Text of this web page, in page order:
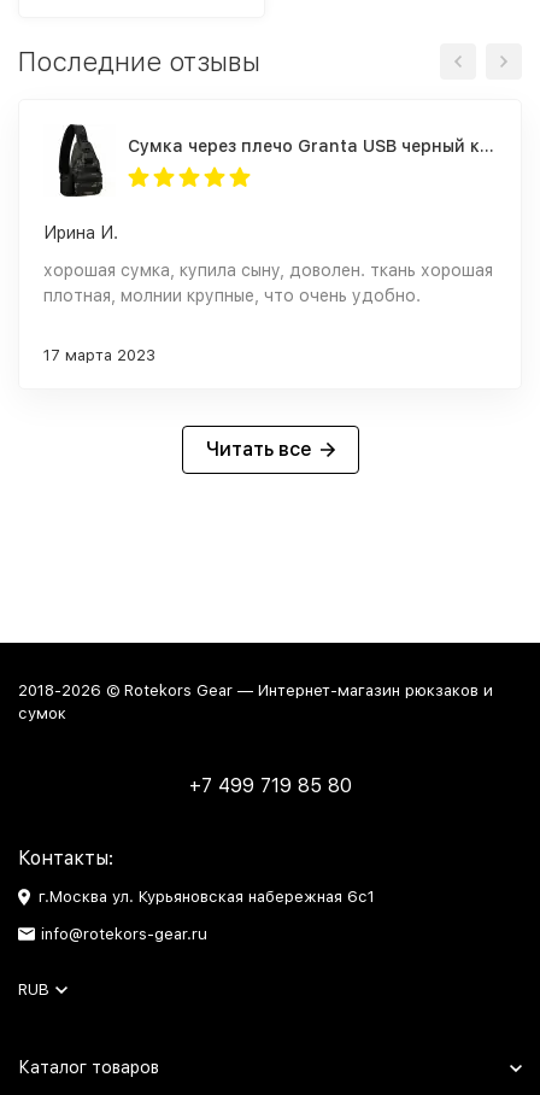
Последние отзывы
Cумка через плечо Granta USB черный камуфляж
Ирина И.
хорошая сумка, купила сыну, доволен. ткань хорошая
плотная, молнии крупные, что очень удобно.
17 марта 2023
Читать все
2018-2026 © Rotekors Gear — Интернет-магазин рюкзаков и
сумок
+7 499 719 85 80
Контакты:
г.Москва ул. Курьяновская набережная 6с1
info@rotekors-gear.ru
RUB
Каталог товаров